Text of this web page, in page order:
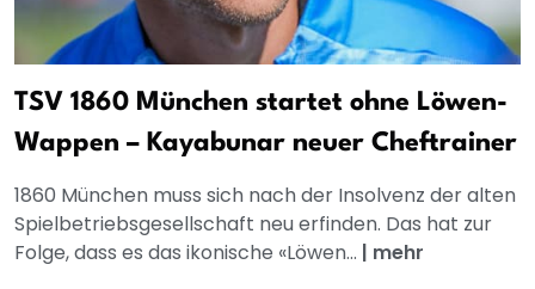
TSV 1860 München startet ohne Löwen-
Wappen – Kayabunar neuer Cheftrainer
1860 München muss sich nach der Insolvenz der alten
Spielbetriebsgesellschaft neu erfinden. Das hat zur
Folge, dass es das ikonische «Löwen... | mehr